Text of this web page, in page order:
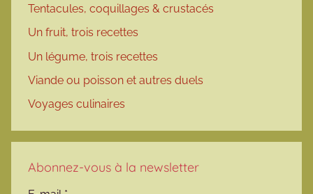
Tentacules, coquillages & crustacés
Un fruit, trois recettes
Un légume, trois recettes
Viande ou poisson et autres duels
Voyages culinaires
Abonnez-vous à la newsletter